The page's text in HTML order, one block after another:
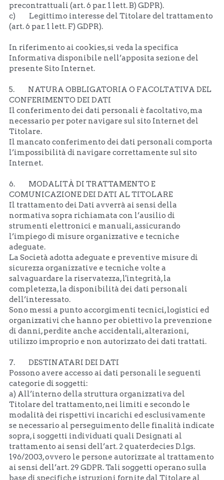
precontrattuali (art. 6 par. 1 lett. B) GDPR).
c)         Legittimo interesse del Titolare del trattamento
(art. 6 par. 1 lett. F) GDPR).
In riferimento ai cookies, si veda la specifica
Informativa disponibile nell’apposita sezione del
presente Sito Internet.
5.         NATURA OBBLIGATORIA O FACOLTATIVA DEL
CONFERIMENTO DEI DATI
Il conferimento dei dati personali è facoltativo, ma
necessario per poter navigare sul sito Internet del
Titolare.
Il mancato conferimento dei dati personali comporta
l’impossibilità di navigare correttamente sul sito
Internet.
6.         MODALITÀ DI TRATTAMENTO E
COMUNICAZIONE DEI DATI AL TITOLARE
Il trattamento dei Dati avverrà ai sensi della
normativa sopra richiamata con l’ausilio di
strumenti elettronici e manuali, assicurando
l’impiego di misure organizzative e tecniche
adeguate.
La Società adotta adeguate e preventive misure di
sicurezza organizzative e tecniche volte a
salvaguardare la riservatezza, l'integrità, la
completezza, la disponibilità dei dati personali
dell’interessato.
Sono messi a punto accorgimenti tecnici, logistici ed
organizzativi che hanno per obiettivo la prevenzione
di danni, perdite anche accidentali, alterazioni,
utilizzo improprio e non autorizzato dei dati trattati.
7.         DESTINATARI DEI DATI
Possono avere accesso ai dati personali le seguenti
categorie di soggetti:
a) All’interno della struttura organizzativa del
Titolare del trattamento, nei limiti e secondo le
modalità dei rispettivi incarichi ed esclusivamente
se necessario al perseguimento delle finalità indicate
sopra, i soggetti individuati quali Designati al
trattamento ai sensi dell’art. 2 quaterdecies D.lgs.
196/2003, ovvero le persone autorizzate al trattamento
ai sensi dell’art. 29 GDPR. Tali soggetti operano sulla
base di specifiche istruzioni fornite dal Titolare al